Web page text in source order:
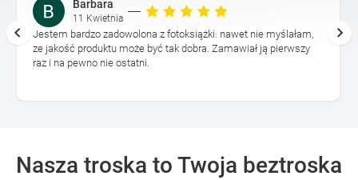
Barbara
11 Kwietnia
Jestem bardzo zadowolona z fotoksiążki. nawet nie myślałam,
ze jakość produktu może być tak dobra. Zamawiał ją pierwszy
raz i na pewno nie ostatni.
Nasza troska to Twoja beztroska